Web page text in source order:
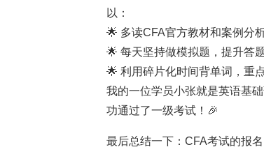
以：
🌟 多读CFA官方教材和案例分
🌟 每天坚持做模拟题，提升答
🌟 利用碎片化时间背单词，重
我的一位学员小张就是英语基
功通过了一级考试！🎉
最后总结一下：CFA考试的报